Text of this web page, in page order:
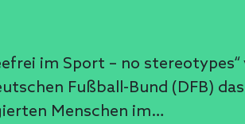
im Sport – no
Fußball-Bund (DFB)
Menschen im…